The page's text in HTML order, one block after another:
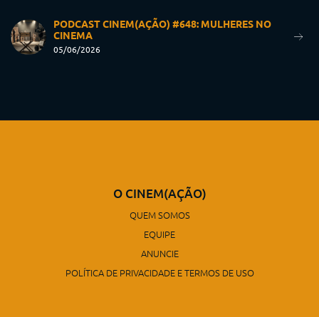
PODCAST CINEM(AÇÃO) #648: MULHERES NO
CINEMA
05/06/2026
O CINEM(AÇÃO)
QUEM SOMOS
EQUIPE
ANUNCIE
POLÍTICA DE PRIVACIDADE E TERMOS DE USO